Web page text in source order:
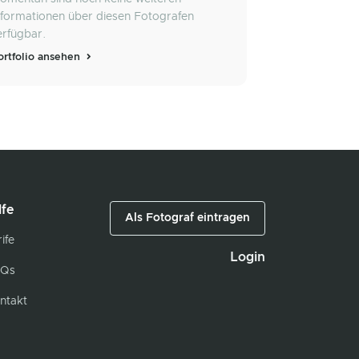
über diesen Fotografen
ansehen
Als Fotograf eintragen
Login